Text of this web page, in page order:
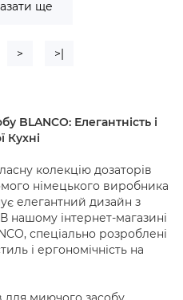
ще
> >|
BLANCO: Елегантність і
Кухні
колекцію дозаторів
німецького виробника
елегантний дизайн з
нашому інтернет-магазині
спеціально розроблені
і ергономічність на